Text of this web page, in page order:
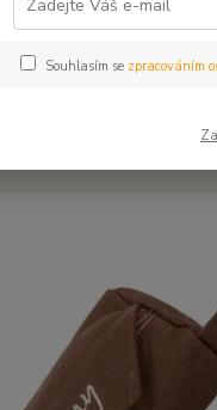
Souhlasím se zpracováním